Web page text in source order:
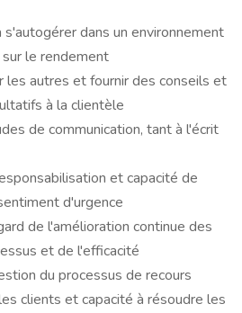
dans un environnement
le rendement
les autres et fournir des conseils et
à la clientèle
de communication, tant à l'écrit
et capacité de
d'urgence
de l'amélioration continue des
et de l'efficacité
du processus de recours
clients et capacité à résoudre les